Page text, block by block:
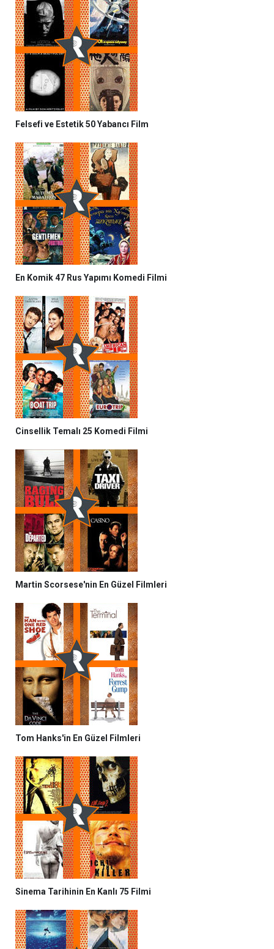
Felsefi ve Estetik 50 Yabancı Film
En Komik 47 Rus Yapımı Komedi Filmi
Cinsellik Temalı 25 Komedi Filmi
Martin Scorsese'nin En Güzel Filmleri
Tom Hanks'in En Güzel Filmleri
Sinema Tarihinin En Kanlı 75 Filmi